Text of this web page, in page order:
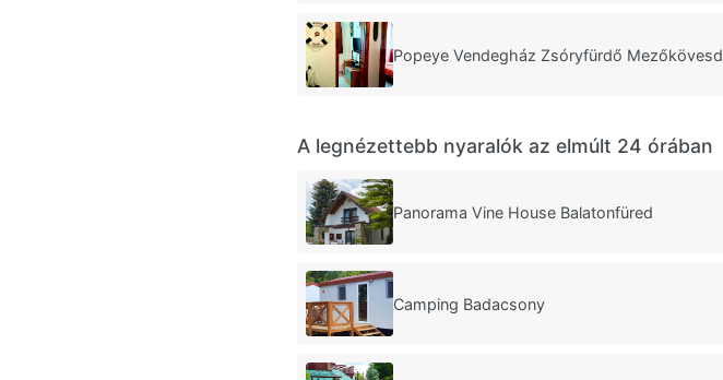
Popeye Vendegház Zsóryfürdő Mezőkövesd
A legnézettebb nyaralók az elmúlt 24 órában
Panorama Vine House Balatonfüred
Camping Badacsony